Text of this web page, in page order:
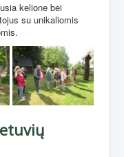
kelione bei
su unikaliomis